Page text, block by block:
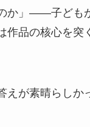
か」——子ども
作品の核心を突
えが素晴らしか